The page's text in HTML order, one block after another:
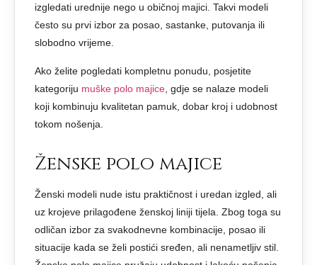
izgledati urednije nego u običnoj majici. Takvi modeli
često su prvi izbor za posao, sastanke, putovanja ili
slobodno vrijeme.
Ako želite pogledati kompletnu ponudu, posjetite
kategoriju muške polo majice , gdje se nalaze modeli
koji kombinuju kvalitetan pamuk, dobar kroj i udobnost
tokom nošenja.
Ženske polo majice
Ženski modeli nude istu praktičnost i uredan izgled, ali
uz krojeve prilagođene ženskoj liniji tijela. Zbog toga su
odličan izbor za svakodnevne kombinacije, posao ili
situacije kada se želi postići sređen, ali nenametljiv stil.